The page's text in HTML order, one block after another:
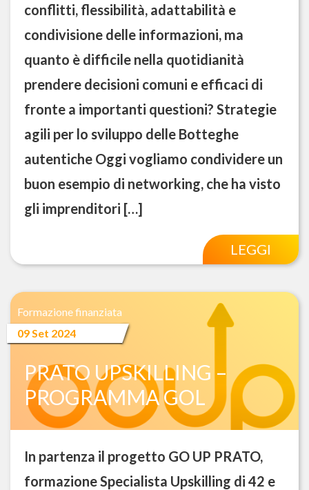
conflitti, flessibilità, adattabilità e
condivisione delle informazioni, ma
quanto è difficile nella quotidianità
prendere decisioni comuni e efficaci di
fronte a importanti questioni? Strategie
agili per lo sviluppo delle Botteghe
autentiche Oggi vogliamo condividere un
buon esempio di networking, che ha visto
gli imprenditori […]
LEGGI
Formazione finanziata
09 Set 2024
PRATO UPSKILLING –
PROGRAMMA GOL
In partenza il progetto GO UP PRATO,
formazione Specialista Upskilling di 42 e